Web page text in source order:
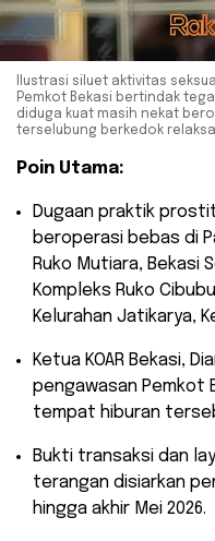
Ilustrasi siluet aktivitas
Pemkot Bekasi bertindak
diduga kuat masih nekat
terselubung berkedok
Poin Utama:
​Dugaan praktik
beroperasi bebas di
Ruko Mutiara, Bekasi
Kompleks Ruko
Kelurahan Jatikarya,
​Ketua KOAR Bekasi,
pengawasan Pemkot
tempat hiburan
​Bukti transaksi dan
terangan disiarkan
hingga akhir Mei 2026.